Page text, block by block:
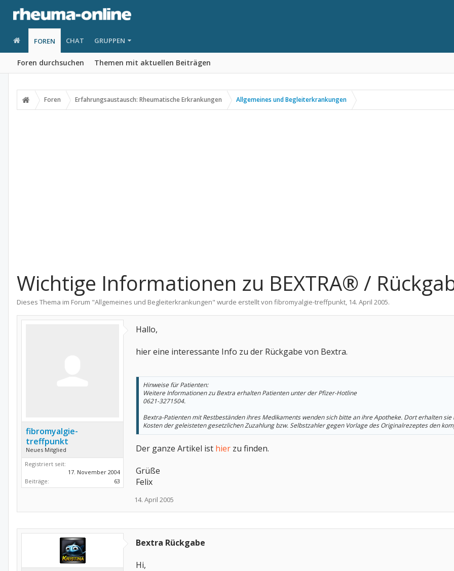
FOREN
Foren durchsuchen Themen mit aktuellen Beiträgen
CHAT GRUPPEN
Foren Erfahrungsaustausch: Rheumatische Erkrankungen Allgemeines und Begleiterkrankungen
Wichtige Informationen zu BEXTRA® /
Dieses Thema im Forum "Allgemeines und Begleiterkrankungen" wurde erstellt von fibromyalgie-treffpunkt, 14. April 2005.
fibromyalgie-
treffpunkt
Neues Mitglied
Registriert seit:
17. November 2004
Beiträge:
63
Hallo,
hier eine interessante Info zu der Rückgabe von Bextra.
Hinweise für Patienten:
Weitere Informationen zu Bextra erhalten Patienten unter der Pfizer-Hotline
0621-3271504.
Bextra-Patienten mit Restbeständen ihres Medikaments wenden sich bitte an ihre Apotheke. Dort erhalten sie
Kosten der geleisteten gesetzlichen Zuzahlung bzw. Selbstzahler gegen Vorlage des Originalrezeptes den
Der ganze Artikel ist hier zu finden.
Grüße
Felix
14. April 2005
Bextra Rückgabe
Hi,